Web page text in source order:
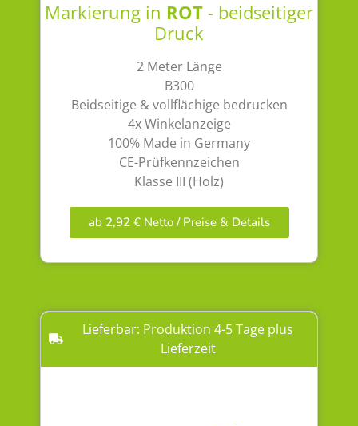
Markierung in ROT- beidseitiger
Druck
2 Meter Länge
B300
Beidseitige & vollflächige bedrucken
4x Winkelanzeige
100% Made in Germany
CE-Prüfkennzeichen
Klasse III (Holz)
ab 2,92 € Netto / Preise & Details
Lieferbar: Produktion 4-5 Tage plus
Lieferzeit